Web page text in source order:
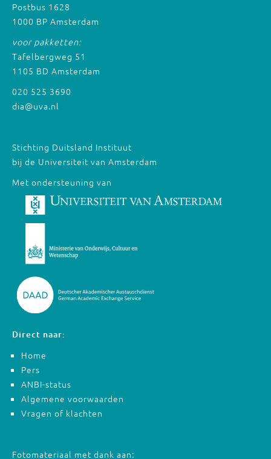
Postbus 1628
1000 BP Amsterdam
voor pakketten:
Tafelbergweg 51
1105 BD Amsterdam
020 525 3690
dia@uva.nl
Stichting Duitsland Instituut
bij de Universiteit van Amsterdam
Met ondersteuning van
Direct naar:
Home
Pers
ANBI-status
Algemene voorwaarden
Vragen of klachten
Fotomateriaal met dank aan: